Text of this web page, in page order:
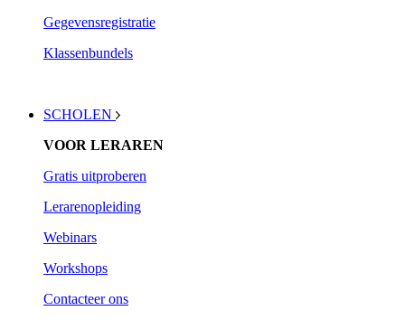
Gegevensregistratie
Klassenbundels
SCHOLEN
VOOR LERAREN
Gratis uitproberen
Lerarenopleiding
Webinars
Workshops
Contacteer ons